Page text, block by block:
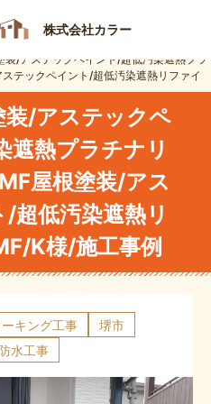
株式会社カラー
装/アステックペイント/超低汚染遮熱プラ
テックペイント/超低汚染遮熱リファイ
装/アステックペ
遮熱プラチナリ
屋根塗装/アス
超低汚染遮熱リ
K様/施工事例
ーキング工事
堺市
防水工事